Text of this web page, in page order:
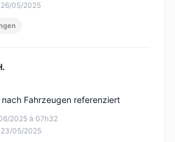
05/2025
5
2025 à 07h32
23/05/2025
Fahrzeugen referenziert